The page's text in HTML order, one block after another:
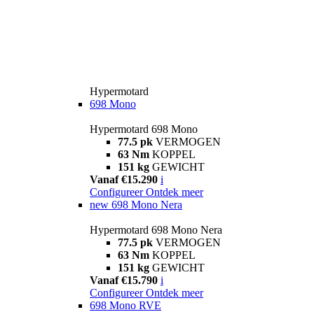
Hypermotard
698 Mono
Hypermotard 698 Mono
77.5 pk VERMOGEN
63 Nm KOPPEL
151 kg GEWICHT
Vanaf €15.290 i
Configureer Ontdek meer
new 698 Mono Nera
Hypermotard 698 Mono Nera
77.5 pk VERMOGEN
63 Nm KOPPEL
151 kg GEWICHT
Vanaf €15.790 i
Configureer Ontdek meer
698 Mono RVE